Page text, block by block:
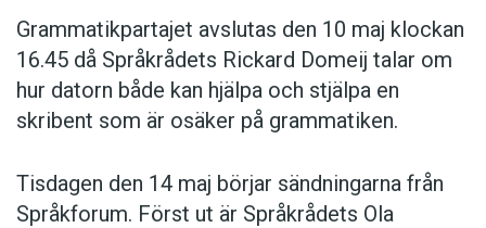
Grammatikpartajet avslutas den 10 maj klockan
16.45 då Språkrådets Rickard Domeij talar om
hur datorn både kan hjälpa och stjälpa en
skribent som är osäker på grammatiken.
Tisdagen den 14 maj börjar sändningarna från
Språkforum. Först ut är Språkrådets Ola